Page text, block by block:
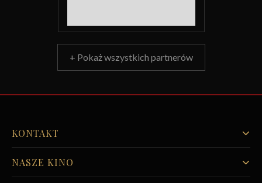
+ Pokaż wszystkich partnerów
KONTAKT
NASZE KINO